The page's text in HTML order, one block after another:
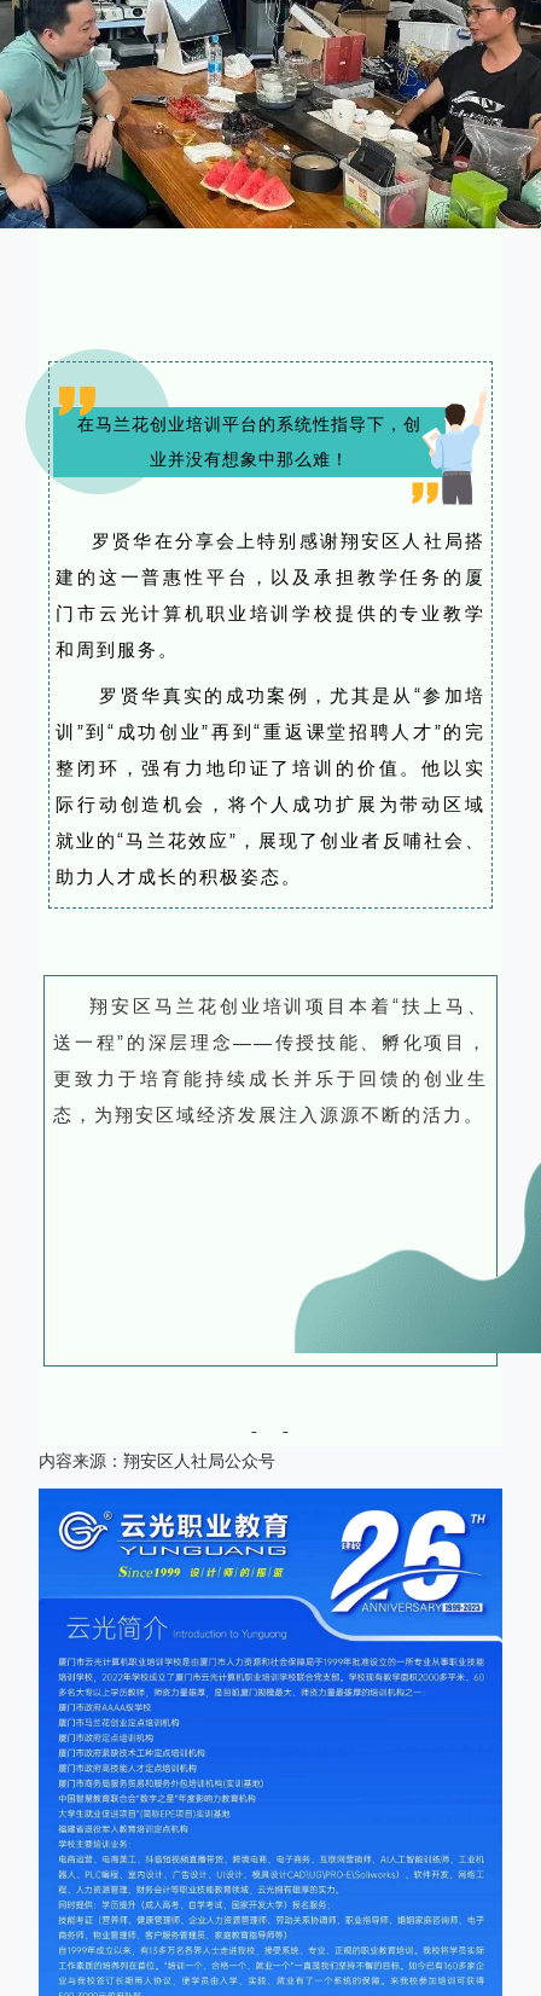
在马兰花创业培训平台的系统性指导下，创
业并没有想象中那么难！
罗贤华在分享会上特别感谢翔安区人社局搭
建的这一普惠性平台，以及承担教学任务的厦
门市云光计算机职业培训学校提供的专业教学
和周到服务。
罗贤华真实的成功案例，尤其是从“参加培
训”到“成功创业”再到“重返课堂招聘人才”的完
整闭环，强有力地印证了培训的价值。他以实
际行动创造机会，将个人成功扩展为带动区域
就业的“马兰花效应”，展现了创业者反哺社会、
助力人才成长的积极姿态。
翔安区马兰花创业培训项目本着“扶上马、
送一程”的深层理念——传授技能、孵化项目，
更致力于培育能持续成长并乐于回馈的创业生
态，为翔安区域经济发展注入源源不断的活力。
- -
内容来源：翔安区人社局公众号